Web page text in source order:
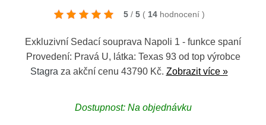
5 / 5 ( 14 hodnocení )
Exkluzivní Sedací souprava Napoli 1 - funkce spaní
Provedení: Pravá U, látka: Texas 93 od top výrobce
Stagra za akční cenu 43790 Kč. Zobrazit více »
Dostupnost: Na objednávku